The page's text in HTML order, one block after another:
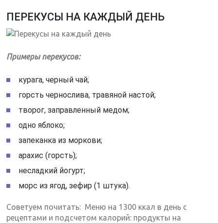
ПЕРЕКУСЫ НА КАЖДЫЙ ДЕНЬ
Примеры перекусов:
курага, черный чай;
горсть чернослива, травяной настой;
творог, заправленный медом;
одно яблоко;
запеканка из моркови;
арахис (горсть);
несладкий йогурт;
морс из ягод, зефир (1 штука).
Советуем почитать: Меню на 1300 ккал в день с
рецептами и подсчетом калорий: продукты на